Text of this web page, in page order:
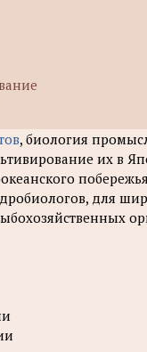
, биология
их в
для